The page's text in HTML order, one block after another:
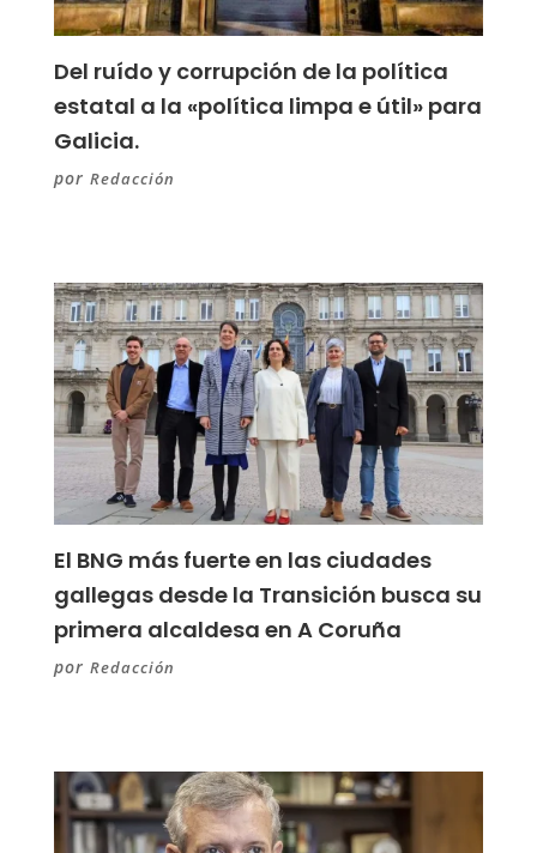
Del ruído y corrupción de la política
estatal a la «política limpa e útil» para
Galicia.
por Redacción
El BNG más fuerte en las ciudades
gallegas desde la Transición busca su
primera alcaldesa en A Coruña
por Redacción